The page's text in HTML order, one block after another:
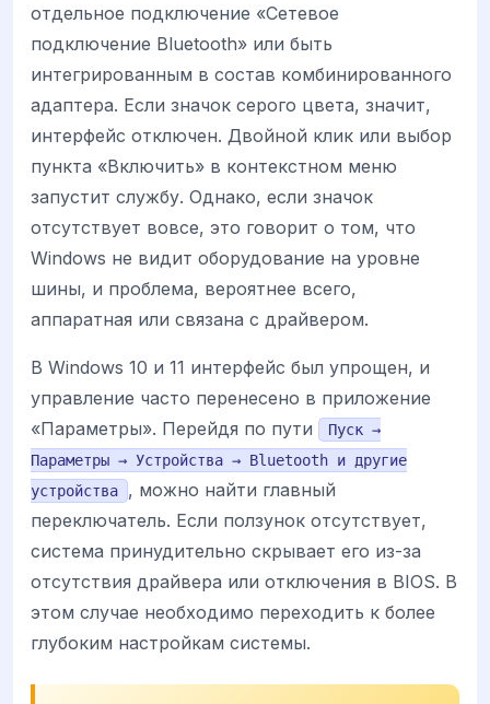
отдельное подключение «Сетевое
подключение Bluetooth» или быть
интегрированным в состав комбинированного
адаптера. Если значок серого цвета, значит,
интерфейс отключен. Двойной клик или выбор
пункта «Включить» в контекстном меню
запустит службу. Однако, если значок
отсутствует вовсе, это говорит о том, что
Windows не видит оборудование на уровне
шины, и проблема, вероятнее всего,
аппаратная или связана с драйвером.
В Windows 10 и 11 интерфейс был упрощен, и
управление часто перенесено в приложение
«Параметры». Перейдя по пути
Пуск →
Параметры → Устройства → Bluetooth и другие
устройства
, можно найти главный
переключатель. Если ползунок отсутствует,
система принудительно скрывает его из-за
отсутствия драйвера или отключения в BIOS. В
этом случае необходимо переходить к более
глубоким настройкам системы.